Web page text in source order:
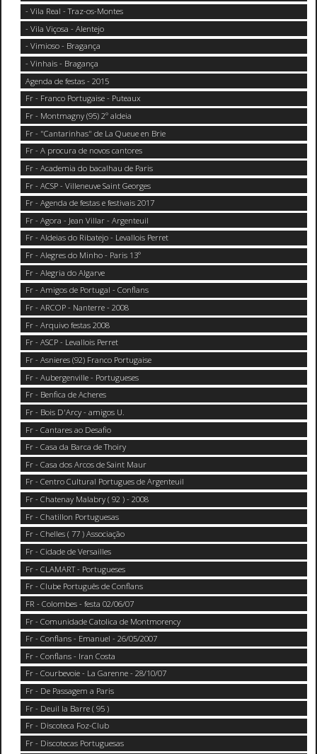
- Vila Real - Traz-os-Montes
- Vila Viçosa - Alentejo
- Vimioso - Bragança
- Vinhais - Bragança
Agenda de festas - 2015
Fr - Franco Portugaise - Puteaux
Fr - Montmagny (95) 2° aldeia
Fr - "Cantarinhas" de La Queue en Brie
Fr - A procura de novos cantores
Fr - Academia do bacalhau de Paris
Fr - ACSP - Villeneuve Saint Georges
Fr - Agenda de festas e festivais 2017
Fr - Agora - Jean Villar - Argenteuil
Fr - Aldeias do Ribatejo - Levallois Perret
Fr - Alegres do Minho - Paris 13°
Fr - Alegria do Algarve
Fr - Amigos de Portugal - Conflans
Fr - ARCOP - Nanterre - 2008
Fr - Arquivo festas 2008
Fr - ASCP - Levallois Perret
Fr - Asnieres (92) Franco Portugaise
Fr - Aubergenville - Portugueses
Fr - Benfica de Acheres
Fr - Bois D'Arcy - amigos U.
Fr - Cantares ao Desafio
Fr - Casa da Barca de Thoiry
Fr - Casa dos Arcos de Saint Maur
Fr - Centro Cultural Portugues de Argenteuil
Fr - Chatenay Malabry ( 92 ) - 2008
Fr - Chatillon Portuguesas
Fr - Chelles ( 77 ) Associação
Fr - Cidade de Versailles
Fr - CLAMART - Portugueses
Fr - Clube Português de Conflans
FR - Colombes - festa 02/06/07
Fr - Comunidade Catolica de Montmorency
Fr - Conflans - Emanuel - 26/05/2007
Fr - Conflans - Iran Costa
Fr - Courbevoie - La Garenne - 28/10/07
Fr - De Passagem a Paris
Fr - Deuil la Barre ( 95 )
Fr - Discoteca Foz-Club
Fr - Discotecas Portuguesas